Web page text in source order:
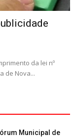
da lei nº
de Nova...
Municipal de